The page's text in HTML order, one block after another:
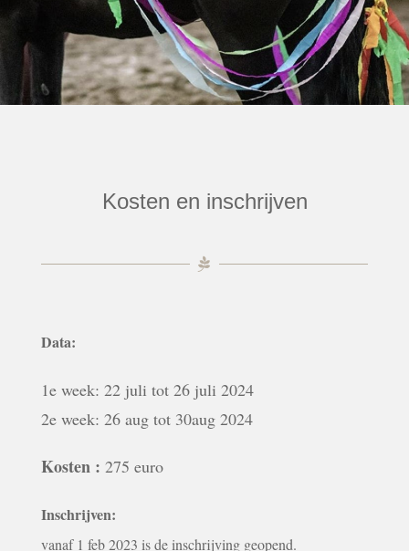
Kosten en inschrijven
Data:
1e week: 22 juli tot 26 juli 2024
2e week: 26 aug tot 30aug 2024
Kosten : 275 euro
Inschrijven:
vanaf 1 feb 2023 is de inschrijving geopend.